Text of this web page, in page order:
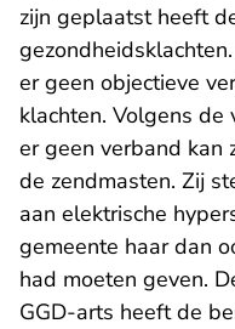
zijn geplaatst heeft
er geen objectieve
klachten. Volgens
er geen verband kan
de zendmasten. Zij
aan elektrische
gemeente haar dan
had moeten geven.
GGD-arts heeft de